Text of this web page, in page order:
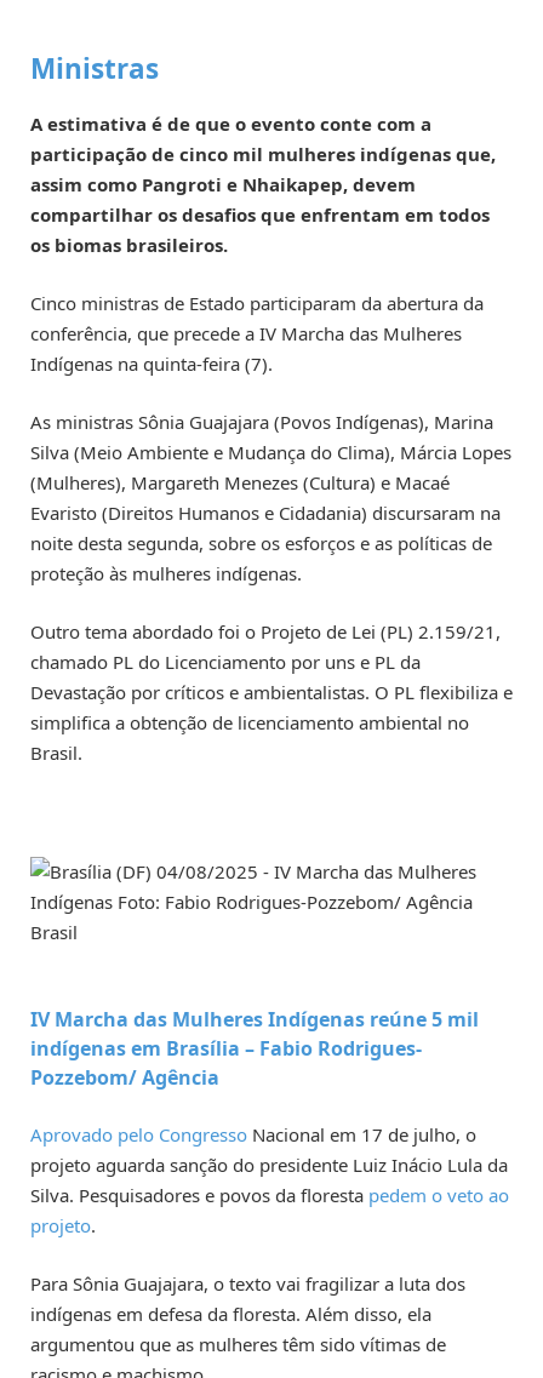
Ministras
A estimativa é de que o evento conte com a
participação de cinco mil mulheres indígenas que,
assim como Pangroti e Nhaikapep, devem
compartilhar os desafios que enfrentam em todos
os biomas brasileiros.
Cinco ministras de Estado participaram da abertura da
conferência, que precede a IV Marcha das Mulheres
Indígenas na quinta-feira (7).
As ministras Sônia Guajajara (Povos Indígenas), Marina
Silva (Meio Ambiente e Mudança do Clima), Márcia Lopes
(Mulheres), Margareth Menezes (Cultura) e Macaé
Evaristo (Direitos Humanos e Cidadania) discursaram na
noite desta segunda, sobre os esforços e as políticas de
proteção às mulheres indígenas.
Outro tema abordado foi o Projeto de Lei (PL) 2.159/21,
chamado PL do Licenciamento por uns e PL da
Devastação por críticos e ambientalistas. O PL flexibiliza e
simplifica a obtenção de licenciamento ambiental no
Brasil.
IV Marcha das Mulheres Indígenas reúne 5 mil
indígenas em Brasília – Fabio Rodrigues-
Pozzebom/ Agência
Aprovado pelo Congresso Nacional em 17 de julho, o
projeto aguarda sanção do presidente Luiz Inácio Lula da
Silva. Pesquisadores e povos da floresta pedem o veto ao
projeto.
Para Sônia Guajajara, o texto vai fragilizar a luta dos
indígenas em defesa da floresta. Além disso, ela
argumentou que as mulheres têm sido vítimas de